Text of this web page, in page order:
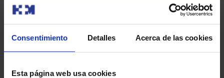
Consentimiento Detalles Acerca de las cookies
Esta página web usa cookies